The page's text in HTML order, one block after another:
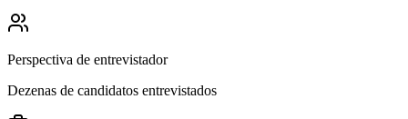
Perspectiva de entrevistador
Dezenas de candidatos entrevistados